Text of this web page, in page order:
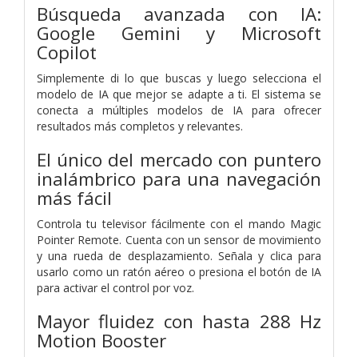
Búsqueda avanzada con IA:
Google Gemini y Microsoft
Copilot
Simplemente di lo que buscas y luego selecciona el
modelo de IA que mejor se adapte a ti. El sistema se
conecta a múltiples modelos de IA para ofrecer
resultados más completos y relevantes.
El único del mercado con puntero
inalámbrico para una navegación
más fácil
Controla tu televisor fácilmente con el mando Magic
Pointer Remote. Cuenta con un sensor de movimiento
y una rueda de desplazamiento. Señala y clica para
usarlo como un ratón aéreo o presiona el botón de IA
para activar el control por voz.
Mayor fluidez con hasta 288 Hz
Motion Booster